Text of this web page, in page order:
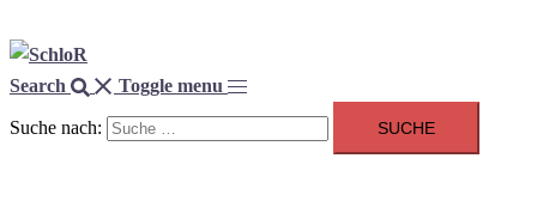
Search Toggle menu
Suche nach: